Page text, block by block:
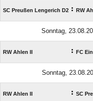
SC Preußen Lengerich D2 : RW
Sonntag,
RW Ahlen II : FC
Sonntag,
RW Ahlen II : SC